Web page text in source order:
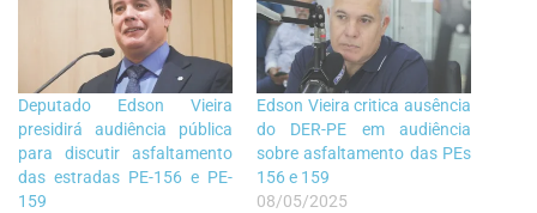
Deputado Edson Vieira
presidirá audiência pública
para discutir asfaltamento
das estradas PE-156 e PE-
159
Edson Vieira critica ausência
do DER-PE em audiência
sobre asfaltamento das PEs
156 e 159
08/05/2025